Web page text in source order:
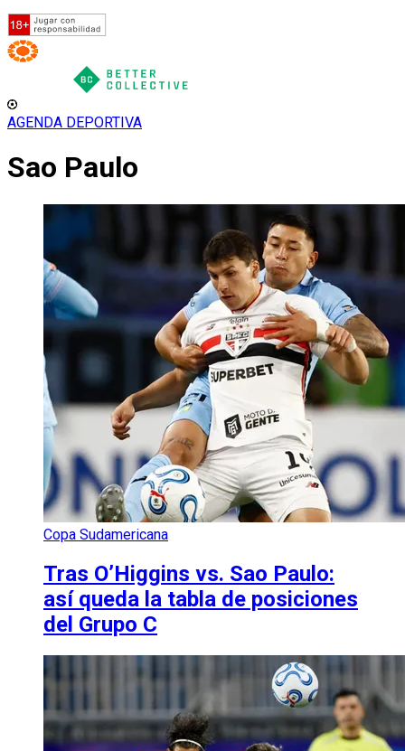
AGENDA DEPORTIVA
Sao Paulo
Copa Sudamericana
Tras O’Higgins vs. Sao Paulo:
así queda la tabla de posiciones
del Grupo C